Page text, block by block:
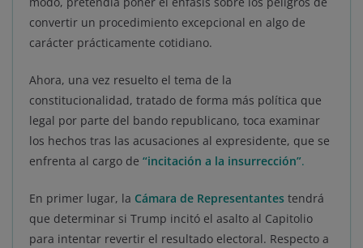
convertir un procedimiento excepcional en algo de
carácter prácticamente cotidiano.
Ahora, una vez resuelto el tema de la
constitucionalidad, tratado de forma más política que
legal por parte del bando republicano, toca examinar
los hechos tras las acusaciones al expresidente, que se
enfrenta al cargo de “incitación a la insurrección”.
En primer lugar, la Cámara de Representantes tendrá
que determinar si Trump incitó el asalto al Capitolio
para intentar revertir el resultado electoral. Respecto a